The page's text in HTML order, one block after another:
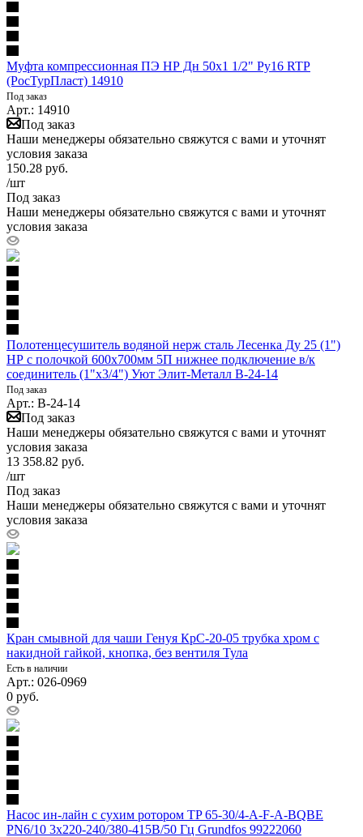
Муфта компрессионная ПЭ НР Дн 50х1 1/2" Ру16 RTP
(РосТурПласт) 14910
Под заказ
Арт.: 14910
Под заказ
Наши менеджеры обязательно свяжутся с вами и уточнят
условия заказа
150.28 руб.
/шт
Под заказ
Наши менеджеры обязательно свяжутся с вами и уточнят
условия заказа
Полотенцесушитель водяной нерж сталь Лесенка Ду 25 (1")
НР с полочкой 600х700мм 5П нижнее подключение в/к
соединитель (1"х3/4") Уют Элит-Металл В-24-14
Под заказ
Арт.: В-24-14
Под заказ
Наши менеджеры обязательно свяжутся с вами и уточнят
условия заказа
13 358.82 руб.
/шт
Под заказ
Наши менеджеры обязательно свяжутся с вами и уточнят
условия заказа
Кран смывной для чаши Генуя КрС-20-05 трубка хром с
накидной гайкой, кнопка, без вентиля Тула
Есть в наличии
Арт.: 026-0969
0 руб.
Насос ин-лайн с сухим ротором TP 65-30/4-A-F-A-BQBE
PN6/10 3х220-240/380-415В/50 Гц Grundfos 99222060